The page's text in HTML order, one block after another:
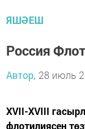
ЯШӘЕШ
Россия
Автор, 28 июль
XVII-XVIII
флотилиясен